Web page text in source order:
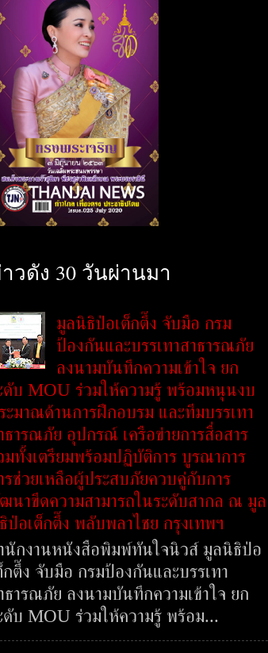
วดัง 30 วันผ่านมา
มูลนิธิป่อเต็กตึ๊ง จับมือ กรม
ป้องกันและบรรเทาสาธารณภัย
ลงนามบันทึกความเข้าใจ ยก
ดับ MOU ร่วมให้ความรู้ พร้อมหนุนงบ
ะมาณด้านการฝึกอบรม และทีมบรรเทา
ธารณภัย อุปกรณ์ เครือข่ายการสื่อสาร
มทั้งเตรียมพร้อมปฏิบัติการ บูรณาการ
รช่วยเหลือผู้ประสบภัยควบคู่กับการ
นาขีดความสามารถในระดับสากล ณ มูล
ป่อเต็กตึ๊ง พลับพลาไชย กรุงเทพฯ
นักงานหนังสือพิมพ์ทันใจนิวส์ มูลนิธิป่อ
กตึ๊ง จับมือ กรมป้องกันและบรรเทา
ธารณภัย ลงนามบันทึกความเข้าใจ ยก
ดับ MOU ร่วมให้ความรู้ พร้อม...